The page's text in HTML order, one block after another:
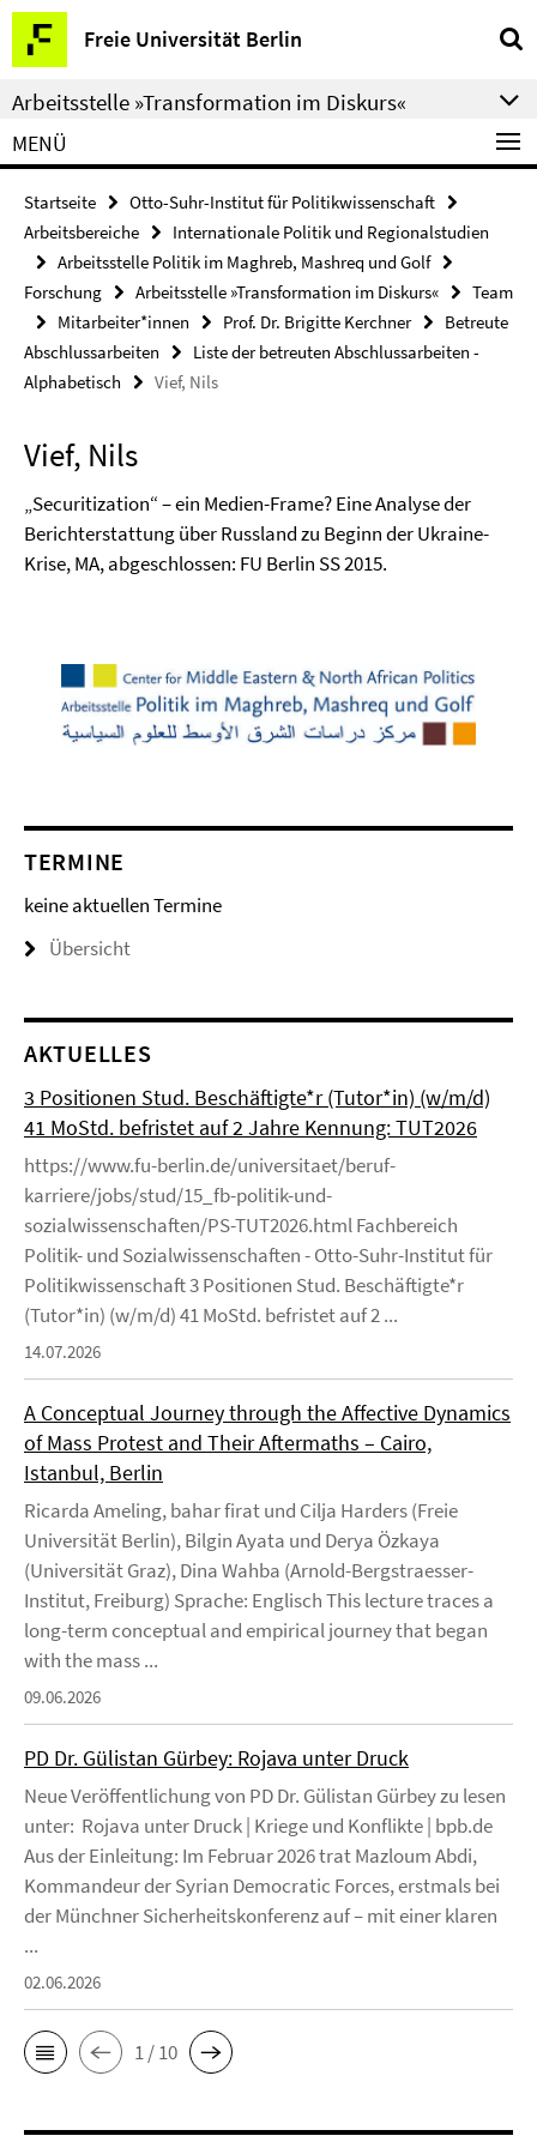
Springe
direkt
zu
Inhalt
Freie Universität Berlin
Service-
Navigation
Arbeitsstelle »Transformation im Diskurs«
MENÜ
Startseite
Otto-Suhr-Institut für Politikwissenschaft
Arbeitsbereiche
Internationale Politik und Regionalstudien
Arbeitsstelle Politik im Maghreb, Mashreq und Golf
Forschung
Arbeitsstelle »Transformation im Diskurs«
Team
Mitarbeiter*innen
Prof. Dr. Brigitte Kerchner
Betreute
Abschlussarbeiten
Liste der betreuten Abschlussarbeiten -
Alphabetisch
Vief, Nils
Vief, Nils
„Securitization“ – ein Medien-Frame? Eine Analyse der
Berichterstattung über Russland zu Beginn der Ukraine-
Krise, MA, abgeschlossen: FU Berlin SS 2015.
TERMINE
keine aktuellen Termine
Übersicht
AKTUELLES
3 Positionen Stud. Beschäftigte*r (Tutor*in) (w/m/d)
41 MoStd. befristet auf 2 Jahre Kennung: TUT2026
https://www.fu-berlin.de/universitaet/beruf-
karriere/jobs/stud/15_fb-politik-und-
sozialwissenschaften/PS-TUT2026.html Fachbereich
Politik- und Sozialwissenschaften - Otto-Suhr-Institut für
Politikwissenschaft 3 Positionen Stud. Beschäftigte*r
(Tutor*in) (w/m/d) 41 MoStd. befristet auf 2 ...
14.07.2026
A Conceptual Journey through the Affective Dynamics
of Mass Protest and Their Aftermaths – Cairo,
Istanbul, Berlin
Ricarda Ameling, bahar firat und Cilja Harders (Freie
Universität Berlin), Bilgin Ayata und Derya Özkaya
(Universität Graz), Dina Wahba (Arnold-Bergstraesser-
Institut, Freiburg) Sprache: Englisch This lecture traces a
long-term conceptual and empirical journey that began
with the mass ...
09.06.2026
PD Dr. Gülistan Gürbey: Rojava unter Druck
Neue Veröffentlichung von PD Dr. Gülistan Gürbey zu lesen
unter: Rojava unter Druck | Kriege und Konflikte | bpb.de
Aus der Einleitung: Im Februar 2026 trat Mazloum Abdi,
Kommandeur der Syrian Democratic Forces, erstmals bei
der Münchner Sicherheitskonferenz auf – mit einer klaren
...
02.06.2026
1 / 10